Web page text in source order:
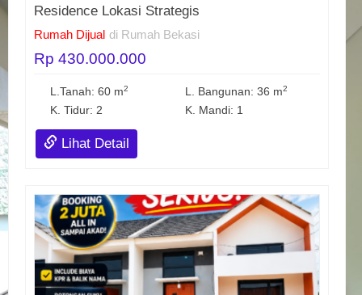
Residence Lokasi Strategis
Rumah Dijual di Rumah Bekasi
Rp 430.000.000
L.Tanah: 60 m2 L. Bangunan: 36 m2
K. Tidur: 2 K. Mandi: 1
Lihat Detail